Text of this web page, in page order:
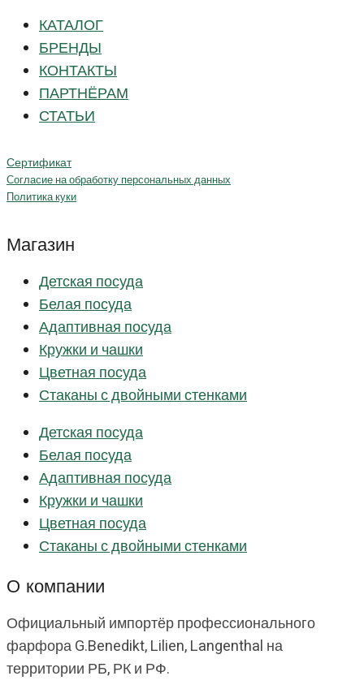
КАТАЛОГ
БРЕНДЫ
КОНТАКТЫ
ПАРТНЁРАМ
СТАТЬИ
Сертификат
Согласие на обработку персональных данных
Политика куки
Магазин
Детская посуда
Белая посуда
Адаптивная посуда
Кружки и чашки
Цветная посуда
Стаканы с двойными стенками
Детская посуда
Белая посуда
Адаптивная посуда
Кружки и чашки
Цветная посуда
Стаканы с двойными стенками
О компании
Официальный импортёр профессионального
фарфора G.Benedikt, Lilien, Langenthal на
территории РБ, РК и РФ.